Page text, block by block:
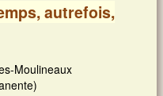
autrefois,
Moulineaux